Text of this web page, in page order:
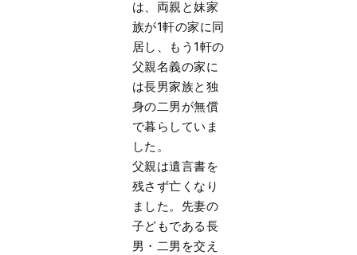
は、両親と妹家
族が1軒の家に同
居し、もう1軒の
父親名義の家に
は長男家族と独
身の二男が無償
で暮らしていま
した。
父親は遺言書を
残さず亡くなり
ました。先妻の
子どもである長
男・二男を交え